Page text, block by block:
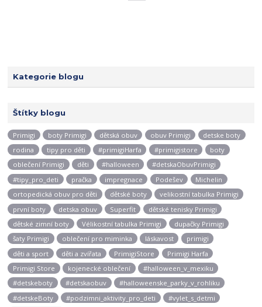
Kategorie blogu
Štítky blogu
Primigi boty Primigi dětská obuv obuv Primigi
detske boty
rodina
tipy pro děti #primigiHarfa #primigistore
boty
oblečení Primigi
děti #halloween
#detskaObuvPrimigi
#tipy_pro_deti
pračka impregnace Podešev
Michelin
ortopedická obuv pro děti
dětské boty
velikostní tabulka Primigi
první boty
detska obuv Superfit
dětské tenisky Primigi
dětské zimní boty
Vélikostní tabulka Primigi
dupačky Primigi
šaty Primigi
oblečení pro miminka láskavost
primigi
děti a sport
děti a zvířata PrimigiStore
Primigi Harfa
Primigi Store
kojenecké oblečení
#halloween_v_mexiku
#detskeboty
#detskaobuv
#halloweenske_parky_v_rohliku
#detskeBoty
#podzimni_aktivity_pro_deti
#vylet_s_detmi